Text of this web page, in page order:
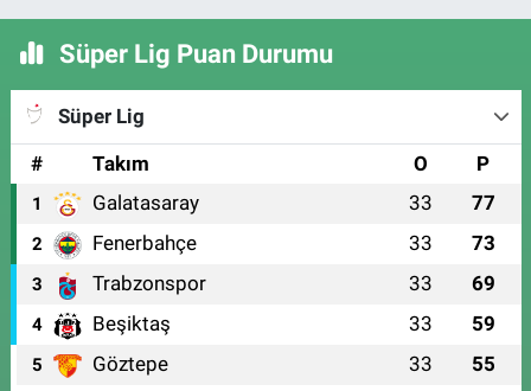
Süper Lig Puan Durumu
Süper Lig
#
Takım O P
1 Galatasaray 33 77
2 Fenerbahçe 33 73
3 Trabzonspor 33 69
4 Beşiktaş 33 59
5 Göztepe 33 55